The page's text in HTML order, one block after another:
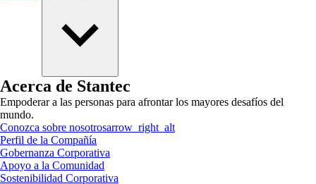
Acerca de Stantec
Empoderar a las personas para afrontar los mayores desafíos del
mundo.
Conozca sobre nosotrosarrow_right_alt
Perfil de la Compañía
Gobernanza Corporativa
Apoyo a la Comunidad
Sostenibilidad Corporativa